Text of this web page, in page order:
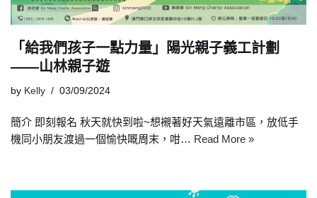
「給我們孩子一點力量」陽光親子義工計劃
——山林親子遊
by Kelly 03/09/2024
簡介 即刻報名 秋天就快到啦~想襯著好天氣遠離市區，放低手
機同小朋友渡過一個愉快嘅周末，咁… Read More »